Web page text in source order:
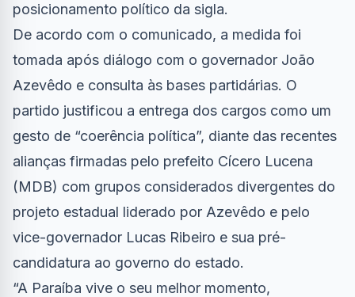
posicionamento político da sigla.
De acordo com o comunicado, a medida foi
tomada após diálogo com o governador João
Azevêdo e consulta às bases partidárias. O
partido justificou a entrega dos cargos como um
gesto de “coerência política”, diante das recentes
alianças firmadas pelo prefeito Cícero Lucena
(MDB) com grupos considerados divergentes do
projeto estadual liderado por Azevêdo e pelo
vice-governador Lucas Ribeiro e sua pré-
candidatura ao governo do estado.
“A Paraíba vive o seu melhor momento,